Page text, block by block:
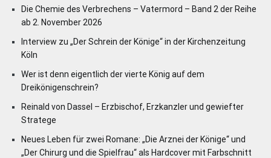
Die Chemie des Verbrechens – Vatermord – Band 2 der Reihe
ab 2. November 2026
Interview zu „Der Schrein der Könige“ in der Kirchenzeitung
Köln
Wer ist denn eigentlich der vierte König auf dem
Dreikönigenschrein?
Reinald von Dassel – Erzbischof, Erzkanzler und gewiefter
Stratege
Neues Leben für zwei Romane: „Die Arznei der Könige“ und
„Der Chirurg und die Spielfrau“ als Hardcover mit Farbschnitt